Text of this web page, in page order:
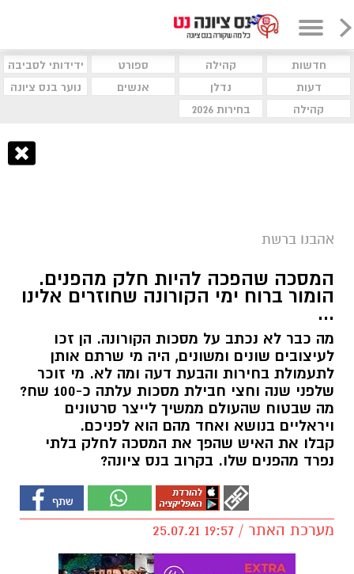
חדשות קהילה ספורט
ידידותי לסביבה
דעות
נדלן אנשים
נוער בנס ציונה
קהילה
בחירות 2026
אהבנו ברשת
המסכה שהפכה להיות חלק מהפנים.
הומור ברוח ימי הקורונה שחוזרים אלינו
...
מה כבר לא נכתב על מסכות הקורונה. הן זכו
לעיצובים שונים ומשונים, היה מי שרתם אותן
לתעמולת בחירות והבעת דעה ומה לא. מי זוכר
שלפני שנה וחצי חבילת מסכות עלתה כ-100 שח?
מה שבטוח שהעולם ממשיך לייצר סרטונים
ויראליים בנושא ואחד מהם הוא לפניכם.
קבלו את האיש שהפך את המסכה לחלק בלתי
נפרד מהפנים שלו. בקרוב בנס ציונה?
מערכת האתר / 19:57 25.07.21